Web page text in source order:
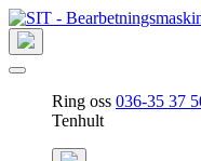
Ring oss 036-35 37
Tenhult